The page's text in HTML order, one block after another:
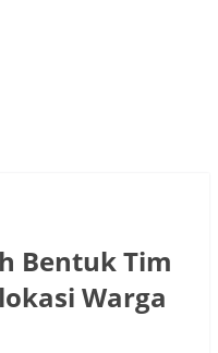
Bentuk Tim
Warga